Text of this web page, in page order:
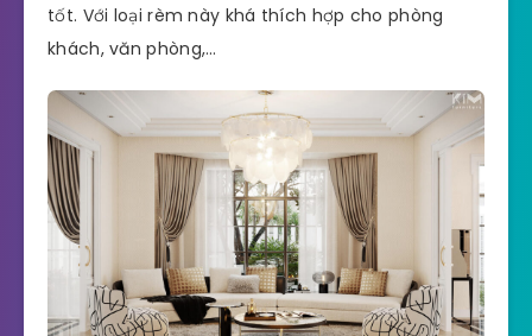
tốt. Với loại rèm này khá thích hợp cho phòng
khách, văn phòng,…